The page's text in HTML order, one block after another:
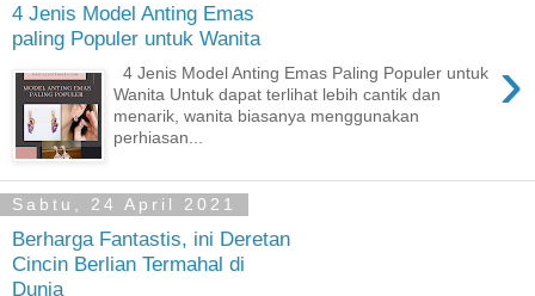
4 Jenis Model Anting Emas
paling Populer untuk Wanita
›
4 Jenis Model Anting Emas Paling Populer untuk
Wanita Untuk dapat terlihat lebih cantik dan
menarik, wanita biasanya menggunakan
perhiasan...
Sabtu, 24 April 2021
Berharga Fantastis, ini Deretan
Cincin Berlian Termahal di
Dunia